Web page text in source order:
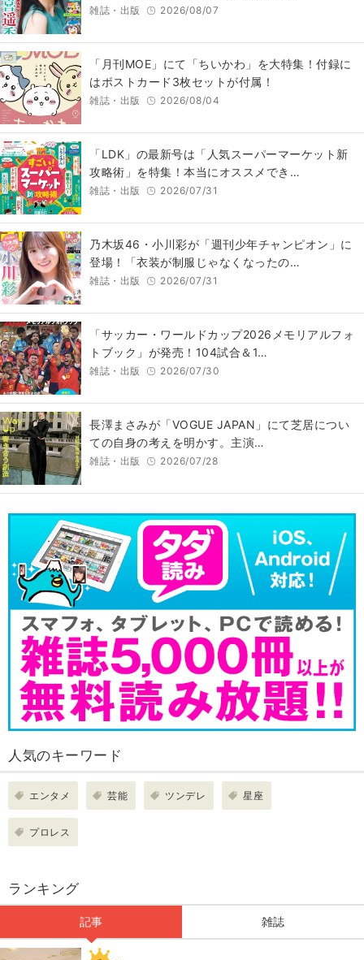
雑誌・出版 2026/08/07
「月刊MOE」にて「ちいかわ」を大特集！付録に
はポストカード3枚セットが付属！
雑誌・出版 2026/08/04
「LDK」の最新号は「人気スーパーマーケット新
攻略術」を特集！本当にオススメでき…
雑誌・出版 2026/07/31
乃木坂46・小川彩が「週刊少年チャンピオン」に
登場！「衣装が制服じゃなくなったの…
雑誌・出版 2026/07/31
「サッカー・ワールドカップ2026メモリアルフォ
トブック」が発売！104試合＆1…
雑誌・出版 2026/07/30
長澤まさみが「VOGUE JAPAN」にて芝居につい
ての自身の考えを明かす。主演…
雑誌・出版 2026/07/28
人気のキーワード
エンタメ 芸能 ツンデレ 星座
プロレス
ランキング
記事 雑誌